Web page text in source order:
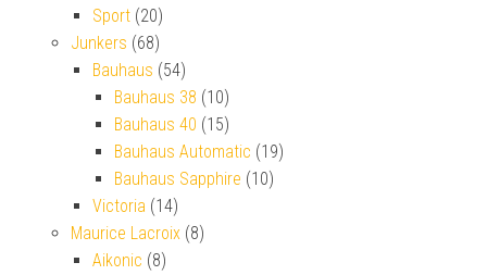
Sport (20)
Junkers (68)
Bauhaus (54)
Bauhaus 38 (10)
Bauhaus 40 (15)
Bauhaus Automatic (19)
Bauhaus Sapphire (10)
Victoria (14)
Maurice Lacroix (8)
Aikonic (8)